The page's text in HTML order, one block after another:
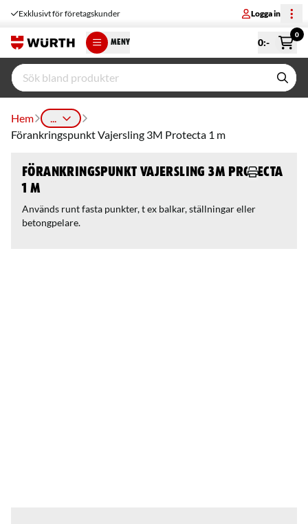
Exklusivt för företagskunder Logga in
MENY 0:-
0
Hem
...
Förankringspunkt Vajersling 3M Protecta 1 m
Förankringspunkt Vajersling 3M Protecta
1 m
Används runt fasta punkter, t ex balkar, ställningar eller